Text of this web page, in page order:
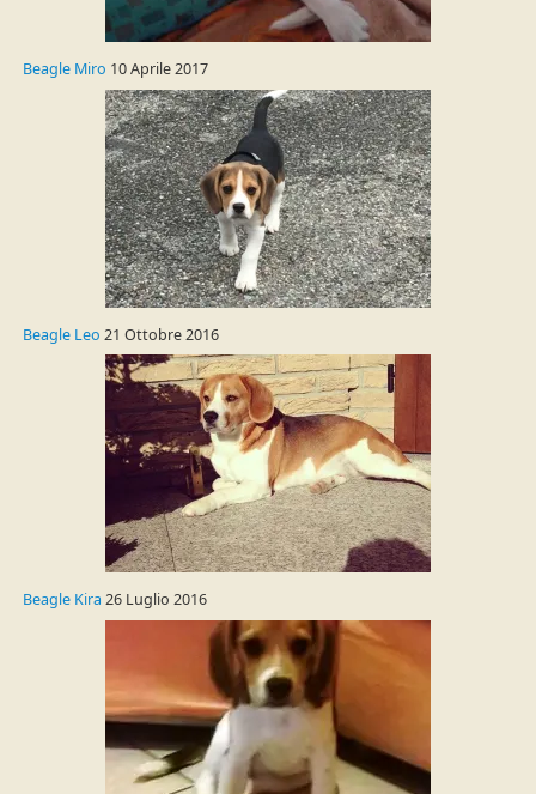
Beagle Miro 10 Aprile 2017
Beagle Leo 21 Ottobre 2016
Beagle Kira 26 Luglio 2016